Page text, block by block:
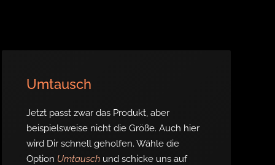
Umtausch
Jetzt passt zwar das Produkt, aber
beispielsweise nicht die Größe. Auch hier
wird Dir schnell geholfen. Wähle die
Option Umtauschund schicke uns auf